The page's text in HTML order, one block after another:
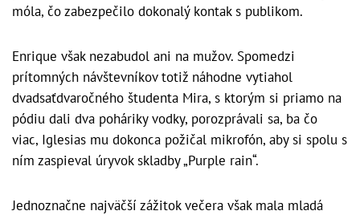
móla, čo zabezpečilo dokonalý kontak s publikom.
Enrique však nezabudol ani na mužov. Spomedzi
prítomných návštevníkov totiž náhodne vytiahol
dvadsaťdvaročného študenta Mira, s ktorým si priamo na
pódiu dali dva poháriky vodky, porozprávali sa, ba čo
viac, Iglesias mu dokonca požičal mikrofón, aby si spolu s
ním zaspieval úryvok skladby „Purple rain“.
Jednoznačne najväčší zážitok večera však mala mladá